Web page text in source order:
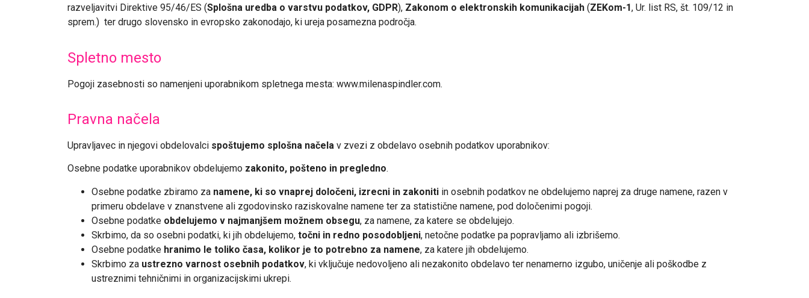
razveljavitvi Direktive 95/46/ES (Splošna uredba o varstvu podatkov, GDPR), Zakonom o elektronskih komunikacijah (ZEKom-1, Ur. list RS, št. 109/12 in
sprem.) ter drugo slovensko in evropsko zakonodajo, ki ureja posamezna področja.
Spletno mesto
Pogoji zasebnosti so namenjeni uporabnikom spletnega mesta: www.milenaspindler.com.
Pravna načela
Upravljavec in njegovi obdelovalci spoštujemo splošna načela v zvezi z obdelavo osebnih podatkov uporabnikov:
Osebne podatke uporabnikov obdelujemo zakonito, pošteno in pregledno.
Osebne podatke zbiramo za namene, ki so vnaprej določeni, izrecni in zakoniti in osebnih podatkov ne obdelujemo naprej za druge namene, razen v
primeru obdelave v znanstvene ali zgodovinsko raziskovalne namene ter za statistične namene, pod določenimi pogoji.
Osebne podatke obdelujemo v najmanjšem možnem obsegu, za namene, za katere se obdelujejo.
Skrbimo, da so osebni podatki, ki jih obdelujemo, točni in redno posodobljeni, netočne podatke pa popravljamo ali izbrišemo.
Osebne podatke hranimo le toliko časa, kolikor je to potrebno za namene, za katere jih obdelujemo.
Skrbimo za ustrezno varnost osebnih podatkov, ki vključuje nedovoljeno ali nezakonito obdelavo ter nenamerno izgubo, uničenje ali poškodbe z
ustreznimi tehničnimi in organizacijskimi ukrepi.